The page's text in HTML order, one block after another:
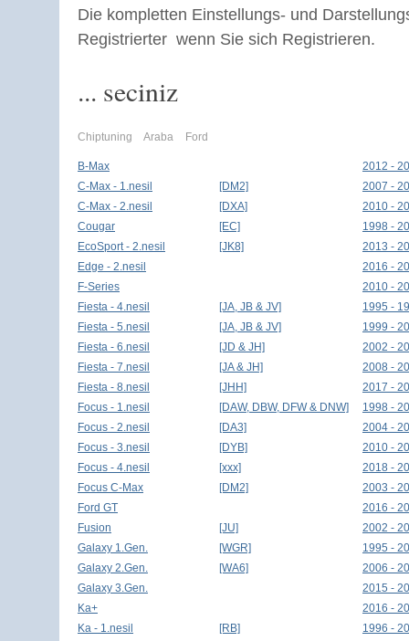
Die kompletten Einstellungs- und
Registrierter wenn Sie sich Registrieren.
... seciniz
Chiptuning Araba Ford
B-Max
2012 -
C-Max - 1.nesil
[DM2]
2007 -
C-Max - 2.nesil
[DXA]
2010 -
Cougar
[EC]
1998 -
EcoSport - 2.nesil
[JK8]
2013 -
Edge - 2.nesil
2016 -
F-Series
2010 -
Fiesta - 4.nesil
[JA, JB & JV]
1995 -
Fiesta - 5.nesil
[JA, JB & JV]
1999 -
Fiesta - 6.nesil
[JD & JH]
2002 -
Fiesta - 7.nesil
[JA & JH]
2008 -
Fiesta - 8.nesil
[JHH]
2017 -
Focus - 1.nesil
[DAW, DBW, DFW & DNW]
1998 -
Focus - 2.nesil
[DA3]
2004 -
Focus - 3.nesil
[DYB]
2010 -
Focus - 4.nesil
[xxx]
2018 -
Focus C-Max
[DM2]
2003 -
Ford GT
2016 -
Fusion
[JU]
2002 -
Galaxy 1.Gen.
[WGR]
1995 -
Galaxy 2.Gen.
[WA6]
2006 -
Galaxy 3.Gen.
2015 -
Ka+
2016 -
Ka - 1.nesil
[RB]
1996 -